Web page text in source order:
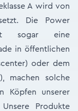
A wird von
Die Power
sogar eine
in öffentlichen
oder dem
machen solche
Köpfen unserer
Produkte